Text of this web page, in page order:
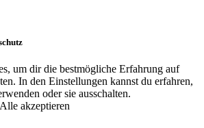
um dir die bestmögliche Erfahrung auf
In den Einstellungen kannst du erfahren,
oder sie ausschalten.
Alle akzeptieren